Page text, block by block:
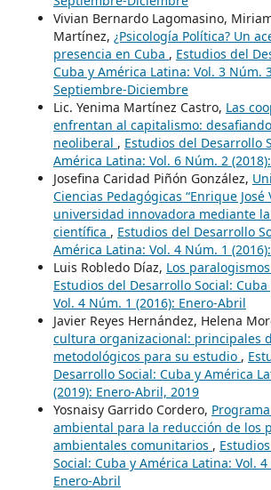
Vivian Bernardo Lagomasino,
Martínez, ¿Psicología Política? Un
presencia en Cuba , Estudios del
Cuba y América Latina: Vol. 3 Núm.
Septiembre-Diciembre
Lic. Yenima Martínez Castro, Las
enfrentan al capitalismo:
neoliberal , Estudios del Desarrollo
América Latina: Vol. 6 Núm. 2
Josefina Caridad Piñón González,
Ciencias Pedagógicas “Enrique José
universidad innovadora mediante
científica , Estudios del Desarrollo
América Latina: Vol. 4 Núm. 1
Luis Robledo Díaz, Los
Estudios del Desarrollo Social:
Vol. 4 Núm. 1 (2016): Enero-Abril
Javier Reyes Hernández, Helena
cultura organizacional: principales
metodológicos para su estudio ,
Desarrollo Social: Cuba y América
(2019): Enero-Abril, 2019
Yosnaisy Garrido Cordero,
ambiental para la reducción de los
ambientales comunitarios ,
Social: Cuba y América Latina: Vol.
Enero-Abril